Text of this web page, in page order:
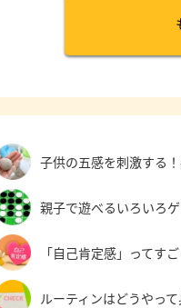
子供の五感を刺激する
親子で遊べるいろいろゲ
「自己肯定感」ってす
ルーティンはどうやっ